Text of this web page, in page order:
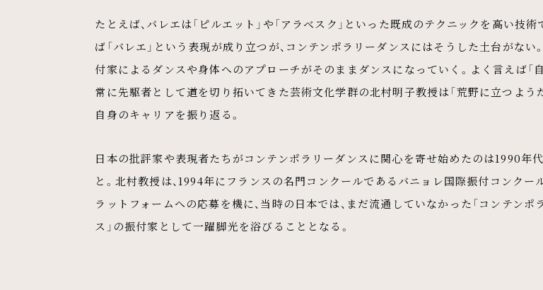
たとえば、バレエは「ピルエット」や「アラベスク」といった既成のテクニックを高い技術
ば「バレエ」という表現が成り立つが、コンテンポラリーダンスにはそうした土台がない
付家によるダンスや身体へのアプローチがそのままダンスになっていく。よく言えば「自
常に先駆者として道を切り拓いてきた芸術文化学群の北村明子教授は「荒野に立つよう
自身のキャリアを振り返る。
日本の批評家や表現者たちがコンテンポラリーダンスに関心を寄せ始めたのは1990年
と。北村教授は、1994年にフランスの名門コンクールであるバニョレ国際振付コンクー
ラットフォームへの応募を機に、当時の日本では、まだ流通していなかった「コンテンポ
ス」の振付家として一躍脚光を浴びることとなる。